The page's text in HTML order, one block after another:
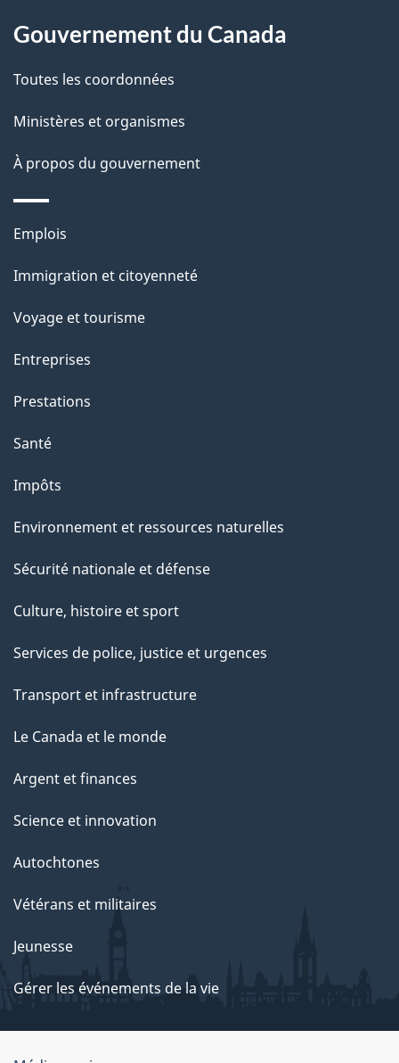
a
g
e
a
t
i
n
s
r
c
t
t
p
a
e
Gouvernement du Canada
Toutes les coordonnées
Ministères et organismes
À propos du gouvernement
Thèmes
sujets
Emplois
Immigration et citoyenneté
Voyage et tourisme
Entreprises
Prestations
Santé
Impôts
Environnement et ressources naturelles
Sécurité nationale et défense
Culture, histoire et sport
Services de police, justice et urgences
Transport et infrastructure
Le Canada et le monde
Argent et finances
Science et innovation
Autochtones
Vétérans et militaires
Jeunesse
Gérer les événements de la vie